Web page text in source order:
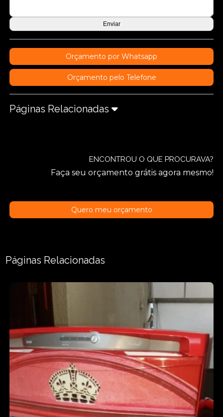
Orçamento por Whatsapp
Orçamento pelo Telefone
Páginas Relacionadas
ENCONTROU O QUE PROCURAVA?
Faça seu orçamento grátis agora mesmo!
Quero meu orçamento
Páginas Relacionadas